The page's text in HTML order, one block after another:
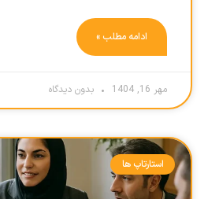
ادامه مطلب »
مهر 16, 1404 بدون دیدگاه
استارتاپ ها